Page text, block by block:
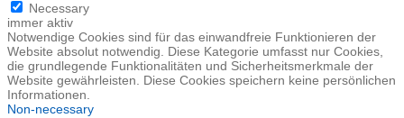
Necessary
immer aktiv
Notwendige Cookies sind für das einwandfreie Funktionieren der
Website absolut notwendig. Diese Kategorie umfasst nur Cookies,
die grundlegende Funktionalitäten und Sicherheitsmerkmale der
Website gewährleisten. Diese Cookies speichern keine persönlichen
Informationen.
Non-necessary